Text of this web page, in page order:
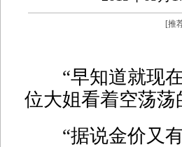
[推
“早知道就现在
位大姐看着空荡
“据说金价又有